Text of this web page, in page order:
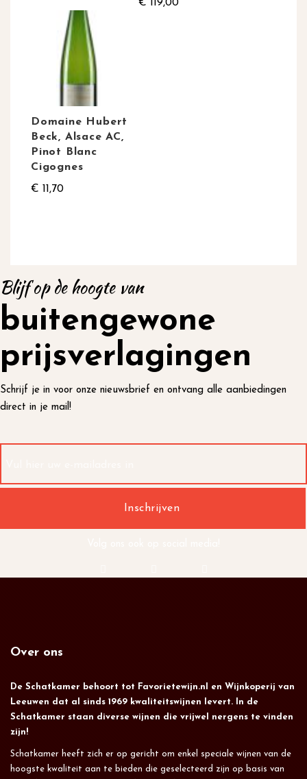
€ 119,00
Domaine Hubert
Beck, Alsace AC,
Pinot Blanc
Cigognes
€ 11,70
Blijf op de hoogte van
buitengewone
prijsverlagingen
Schrijf je in voor onze nieuwsbrief en ontvang alle aanbiedingen
direct in je mail!
Over ons
De Schatkamer behoort tot Favorietewijn.nl en Wijnkoperij van
Leeuwen dat al sinds 1969 kwaliteitswijnen levert. In de
Schatkamer staan diverse wijnen die vrijwel nergens te vinden
zijn!
Schatkamer heeft zich er op gericht om enkel speciale wijnen van de
hoogste kwaliteit aan te bieden die geselecteerd zijn op basis van